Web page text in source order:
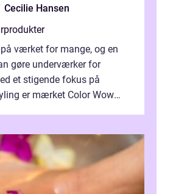
Cecilie Hansen
på værket for mange, og en
gøre underværker for
et stigende fokus på
er mærket Color Wow